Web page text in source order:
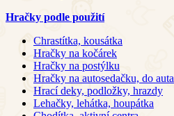
Hračky podle použití
Chrastítka, kousátka
Hračky na kočárek
Hračky na postýlku
Hračky na autosedačku, do auta
Hrací deky, podložky, hrazdy
Lehačky, lehátka, houpátka